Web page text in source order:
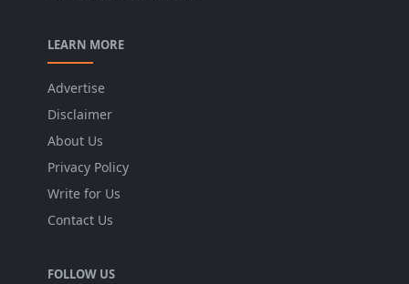
LEARN MORE
Advertise
Disclaimer
About Us
Privacy Policy
Write for Us
Contact Us
FOLLOW US